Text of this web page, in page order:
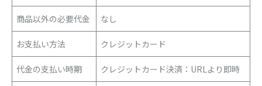
商品以外の必要代金 なし
お支払い方法 クレジットカード
代金の支払い時期 クレジットカード決済：URLより即時